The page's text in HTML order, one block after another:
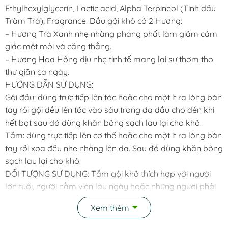
Ethylhexylglycerin, Lactic acid, Alpha Terpineol (Tinh dầu
Tràm Trà), Fragrance. Dầu gội khô có 2 Hương:
– Hương Trà Xanh nhẹ nhàng phảng phất làm giảm cảm
giác mệt mỏi và căng thẳng.
– Hương Hoa Hồng dịu nhẹ tinh tế mang lại sự thơm tho
thư giãn cả ngày.
HƯỚNG DẪN SỬ DỤNG:
Gội đầu: dùng trực tiếp lên tóc hoặc cho một ít ra lòng bàn
tay rồi gội đều lên tóc vào sâu trong da đầu cho đến khi
hết bọt sau đó dùng khăn bông sạch lau lại cho khô.
Tắm: dùng trực tiếp lên cơ thể hoặc cho một ít ra lòng bàn
tay rồi xoa đều nhẹ nhàng lên da. Sau đó dùng khăn bông
sạch lau lại cho khô.
ĐỐI TƯỢNG SỬ DỤNG: Tắm gội khô thích hợp với người
lớn tuổi, người nằm viện lâu ngày hoặc những người phải
hạn chế dùng nước và tiện lợi cho người đi du lịch picnic….
Dùng tốt cho cả việc tắm và gội đầu, làm sạch và chăm
Xem thêm